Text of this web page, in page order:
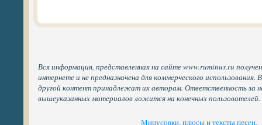
Вся информация, представленная на сайте www.ruminus.ru
интернете и не предназначена для коммерческого
другой контент принадлежат их авторам. Ответственность за
вышеуказанных материалов ложится на конечных пользователей.
Минусовки, плюсы и тексты песен,